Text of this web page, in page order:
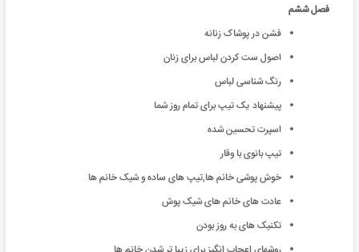
فصل ششم
فشن در پوشاک زنانه
اصول ست کردن لباس برای زنان
رنگ شناسی لباس
پیشنهاد یک تیپ برای تمام روز شما
اسپرت تحسین شده
تیپ بانوی با وقار
خوش پوشی خانم ها,تیپ های ساده و شیک خانم ها
عادت های خانم های شیک پوش
تکنیک های به روز بودن